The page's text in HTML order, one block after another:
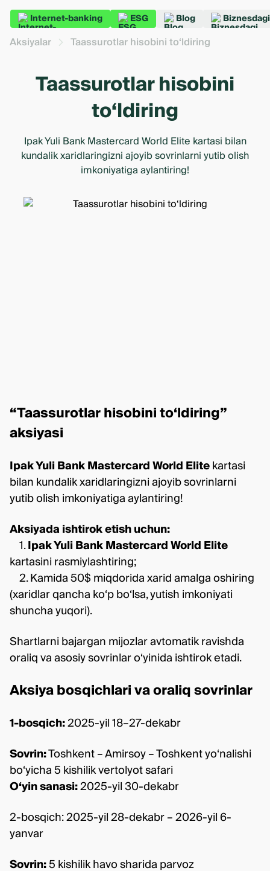
Internet-banking ESG Blog
Aksiyalar Taassurotlar hisobini to‘ldiring
Taassurotlar hisobini
to‘ldiring
Ipak Yuli Bank Mastercard World Elite kartasi bilan
kundalik xaridlaringizni ajoyib sovrinlarni yutib olish
imkoniyatiga aylantiring!
“Taassurotlar hisobini to‘ldiring”
aksiyasi
Ipak Yuli Bank Mastercard World Elitekartasi
bilan kundalik xaridlaringizni ajoyib sovrinlarni
yutib olish imkoniyatiga aylantiring!
Aksiyada ishtirok etish uchun:
1.Ipak Yuli Bank Mastercard World Elite
kartasini rasmiylashtiring;
2. Kamida 50$ miqdorida xarid amalga oshiring
(xaridlar qancha ko‘p bo‘lsa, yutish imkoniyati
shuncha yuqori).
Shartlarni bajargan mijozlar avtomatik ravishda
oraliq va asosiy sovrinlar o‘yinida ishtirok etadi.
Aksiya bosqichlari va oraliq sovrinlar
1-bosqich:2025-yil 18–27-dekabr
Sovrin:Toshkent – Amirsoy – Toshkent yo‘nalishi
bo‘yicha 5 kishilik vertolyot safari
O‘yin sanasi:2025-yil 30-dekabr
2-bosqich: 2025-yil 28-dekabr – 2026-yil 6-
yanvar
Sovrin:5 kishilik havo sharida parvoz